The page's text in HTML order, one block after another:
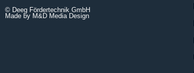
© Deeg Fördertechnik GmbH
Made by M&D Media Design